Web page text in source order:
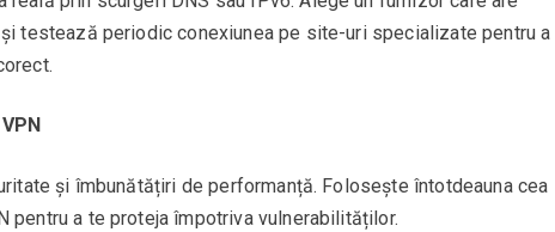
testează periodic conexiunea pe site-uri specializate pentru a
și îmbunătățiri de performanță. Folosește întotdeauna cea
pentru a te proteja împotriva vulnerabilităților.